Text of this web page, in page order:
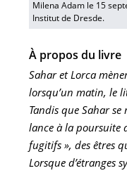
Milena Adam le 15
Institut de Dresde.
À propos du livre
Sahar et Lorca
lorsqu’un matin, le
Tandis que Sahar se
lance à la poursuite
fugitifs », des êtres
Lorsque d’étranges